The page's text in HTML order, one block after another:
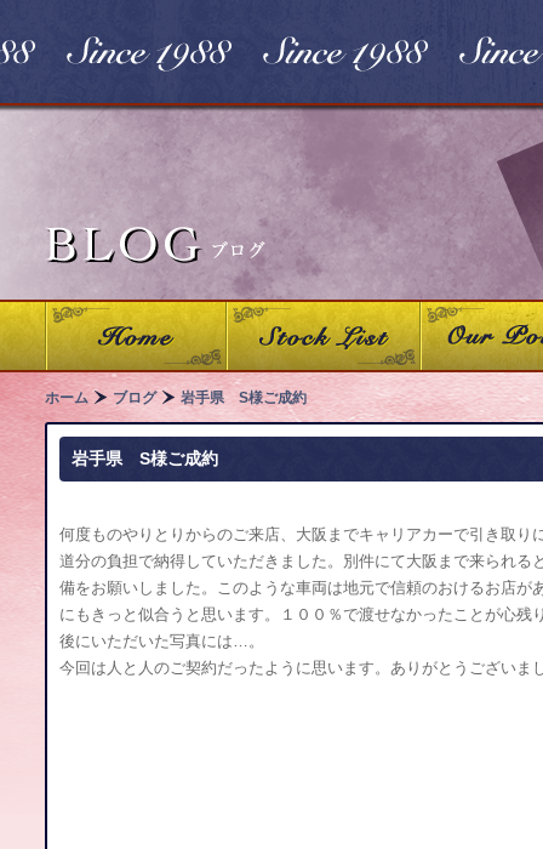
ホーム ブログ 岩手県 S様ご成約
岩手県 S様ご成約
何度ものやりとりからのご来店、大阪までキャリアカーで引き取
道分の負担で納得していただきました。別件にて大阪まで来られ
備をお願いしました。このような車両は地元で信頼のおけるお店
にもきっと似合うと思います。１００％で渡せなかったことが心
後にいただいた写真には…。
今回は人と人のご契約だったように思います。ありがとうございま